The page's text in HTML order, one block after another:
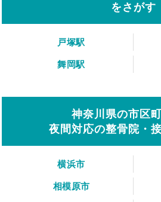
をさがす
戸塚駅
舞岡駅
神奈川県の市区
夜間対応の整骨院・
横浜市
相模原市